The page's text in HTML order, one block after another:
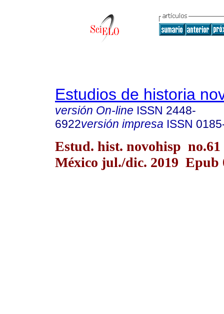
Estudios de historia
versión On-line ISSN 2448-
6922versión impresa ISSN
Estud. hist. novohisp
México jul./dic. 2019 Epub